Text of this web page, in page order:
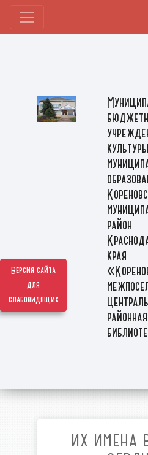
Версия сайта
для
слабовидящих
культуры
район
края
районная
ИХ ИМЕНА